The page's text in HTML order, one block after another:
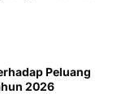
Peluang
2026